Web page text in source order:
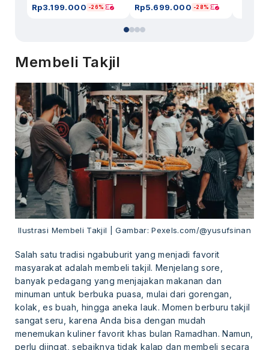
Rp3.199.000 -26% Rp5.699.000 -28%
Membeli Takjil
Ilustrasi Membeli Takjil | Gambar: Pexels.com/@yusufsinan
Salah satu tradisi ngabuburit yang menjadi favorit
masyarakat adalah membeli takjil. Menjelang sore,
banyak pedagang yang menjajakan makanan dan
minuman untuk berbuka puasa, mulai dari gorengan,
kolak, es buah, hingga aneka lauk. Momen berburu takjil
sangat seru, karena Anda bisa dengan mudah
menemukan kuliner favorit khas bulan Ramadhan. Namun,
perlu diingat, sebaiknya tidak kalap dan membeli secara